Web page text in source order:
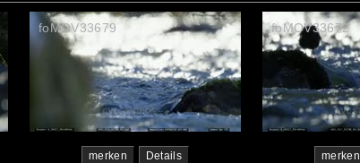
foMOV33679
merken Details
foMOV33672
merken